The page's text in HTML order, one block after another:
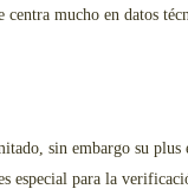
mucho en datos
sin embargo su plus
especial para la